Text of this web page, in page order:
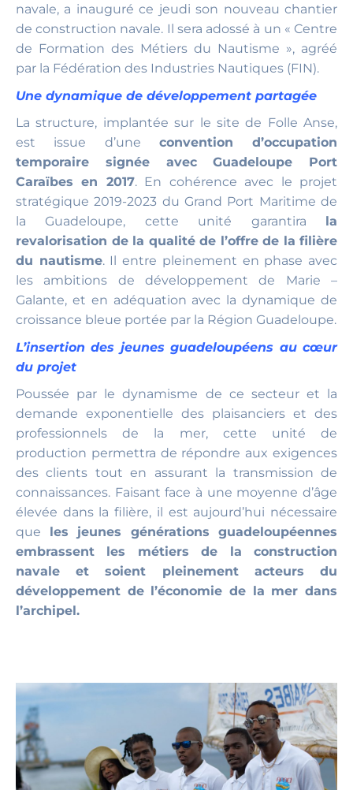
navale, a inauguré ce jeudi son nouveau chantier
de construction navale. Il sera adossé à un « Centre
de Formation des Métiers du Nautisme », agréé
par la Fédération des Industries Nautiques (FIN).
Une dynamique de développement partagée
La structure, implantée sur le site de Folle Anse,
est issue d’une convention d’occupation
temporaire signée avec Guadeloupe Port
Caraïbes en 2017. En cohérence avec le projet
stratégique 2019-2023 du Grand Port Maritime de
la Guadeloupe, cette unité garantira la
revalorisation de la qualité de l’offre de la filière
du nautisme. Il entre pleinement en phase avec
les ambitions de développement de Marie –
Galante, et en adéquation avec la dynamique de
croissance bleue portée par la Région Guadeloupe.
L’insertion des jeunes guadeloupéens au cœur
du projet
Poussée par le dynamisme de ce secteur et la
demande exponentielle des plaisanciers et des
professionnels de la mer, cette unité de
production permettra de répondre aux exigences
des clients tout en assurant la transmission de
connaissances. Faisant face à une moyenne d’âge
élevée dans la filière, il est aujourd’hui nécessaire
que
les jeunes générations guadeloupéennes
embrassent les métiers de la construction
navale et soient pleinement acteurs du
développement de l’économie de la mer dans
l’archipel.